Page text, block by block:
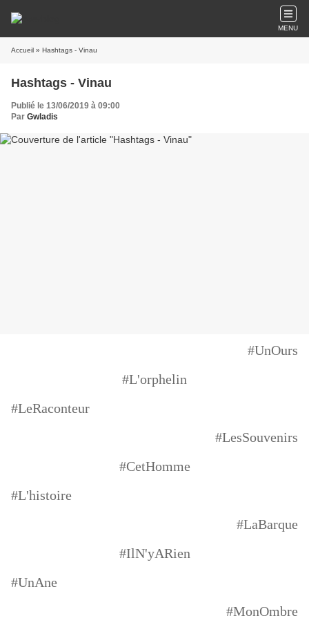
MENU
Accueil » Hashtags - Vinau
Hashtags - Vinau
Publié le 13/06/2019 à 09:00
Par Gwladis
#UnOurs
#L'orphelin
#LeRaconteur
#LesSouvenirs
#CetHomme
#L'histoire
#LaBarque
#IlN'yARien
#UnAne
#MonOmbre